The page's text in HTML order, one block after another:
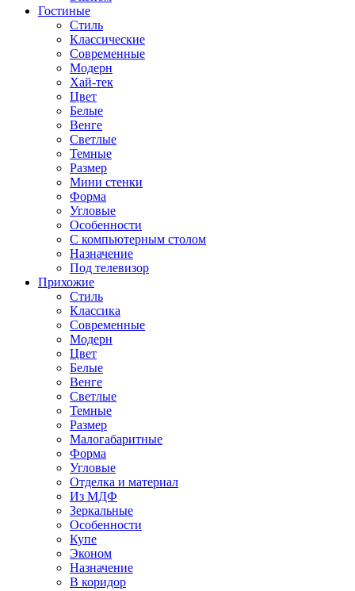
Гостиные
Стиль
Классические
Современные
Модерн
Хай-тек
Цвет
Белые
Венге
Светлые
Темные
Размер
Мини стенки
Форма
Угловые
Особенности
С компьютерным столом
Назначение
Под телевизор
Прихожие
Стиль
Классика
Современные
Модерн
Цвет
Белые
Венге
Светлые
Темные
Размер
Малогабаритные
Форма
Угловые
Отделка и материал
Из МДФ
Зеркальные
Особенности
Купе
Эконом
Назначение
В коридор